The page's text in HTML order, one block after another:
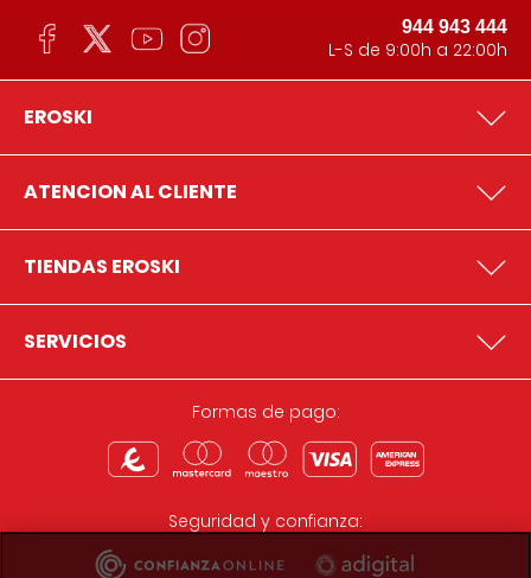
944 943 444
L-S de 9:00h a 22:00h
EROSKI
ATENCION AL CLIENTE
TIENDAS EROSKI
SERVICIOS
Formas de pago:
Seguridad y confianza: